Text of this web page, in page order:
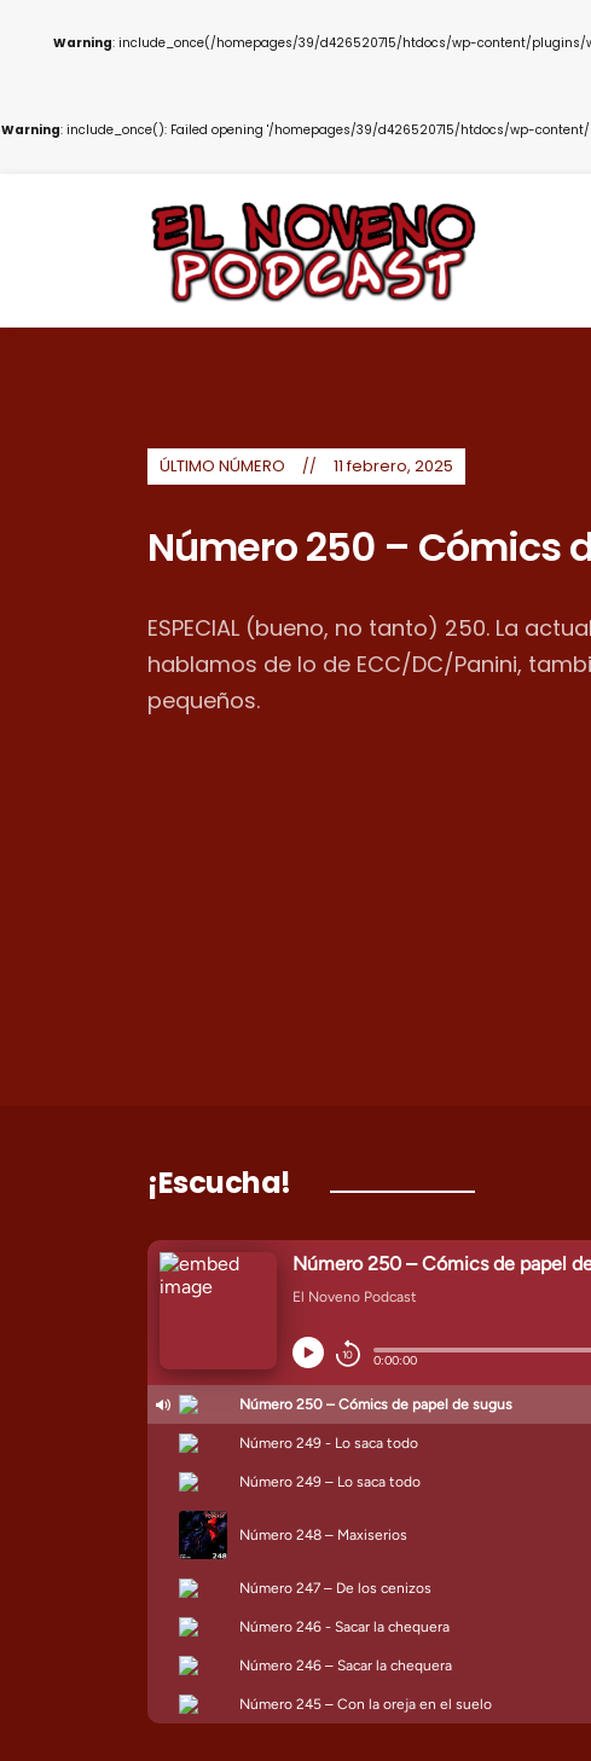
Warning: include_once(/homepages/39/d426520715/htdocs/wp-content/
Warning: include_once(): Failed opening '/homepages/39/d426520715/htdocs/wp-
ÚLTIMO NÚMERO 11 febrero, 2025
Número 250 – Cómics
ESPECIAL (bueno, no tanto) 250. La
hablamos de lo de ECC/DC/Panini,
pequeños.
¡Escucha!